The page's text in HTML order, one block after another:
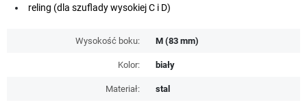
reling (dla szuflady wysokiej C i D)
Wysokość boku: M (83 mm)
Kolor: biały
Materiał: stal